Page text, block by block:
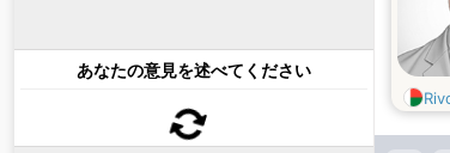
あなたの意見を述べてください